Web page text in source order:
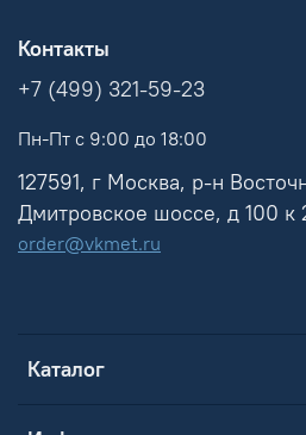
Каталог
Контакты
+7 (499) 321-59-23
Пн-Пт с 9:00 до 18:00
127591, г Москва, р-н
Дмитровское шоссе, д 100 к
order@vkmet.ru